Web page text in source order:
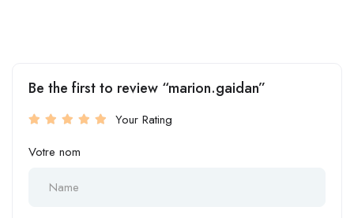
Be the first to review “marion.gaidan”
Your Rating
Votre nom